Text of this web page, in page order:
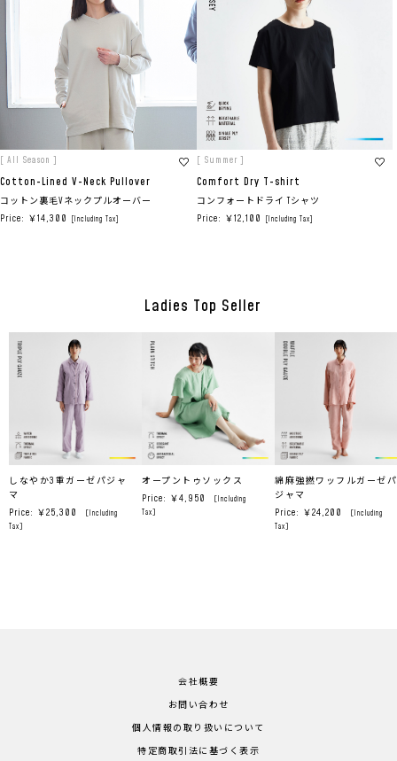
[ All Season ]
Cotton-Lined V-Neck Pullover
コットン裏毛Vネックプルオーバー
Price: ￥14,300
[Including Tax]
[ Summer ]
Comfort Dry T-shirt
コンフォートドライ Tシャツ
Price: ￥12,100
[Including Tax]
Ladies Top Seller
しなやか3重ガーゼパジャ
マ
Price: ￥25,300
［Including
Tax］
オープントゥソックス
Price: ￥4,950
［Including
Tax］
綿麻強撚ワッフルガーゼパ
ジャマ
Price: ￥24,200
［Including
Tax］
会社概要
お問い合わせ
個人情報の取り扱いについて
特定商取引法に基づく表示